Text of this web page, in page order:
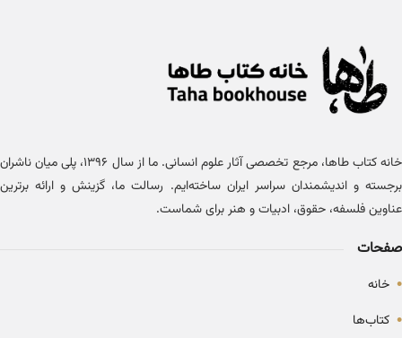
خانه کتاب طاها، مرجع تخصصی آثار علوم انسانی. ما از سال ۱۳۹۶، پلی میان ناشران
برجسته و اندیشمندان سراسر ایران ساخته‌ایم. رسالت ما، گزینش و ارائه برترین
عناوین فلسفه، حقوق، ادبیات و هنر برای شماست.
صفحات
• خانه
• کتاب‌ها